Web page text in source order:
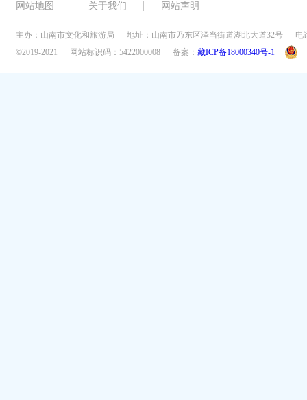
网站地图 关于我们 网站声明
主办：山南市文化和旅游局 地址：山南市乃东区泽当街道湖北大道32号
电
©2019-2021
网站标识码：5422000008 备案： 藏ICP备18000340号-1